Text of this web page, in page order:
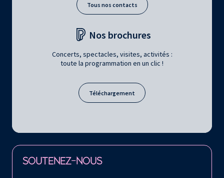
Tous nos contacts
Nos brochures
Concerts, spectacles, visites, activités :
toute la programmation en un clic !
Téléchargement
SOUTENEZ-NOUS
Retrouvez la Philharmonie de Paris sur